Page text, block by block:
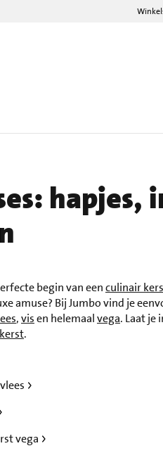
hapjes,
begin van eenculinair
amuse? Bij Jumbo vind je
,visen helemaalvega. Laat je
.
vega